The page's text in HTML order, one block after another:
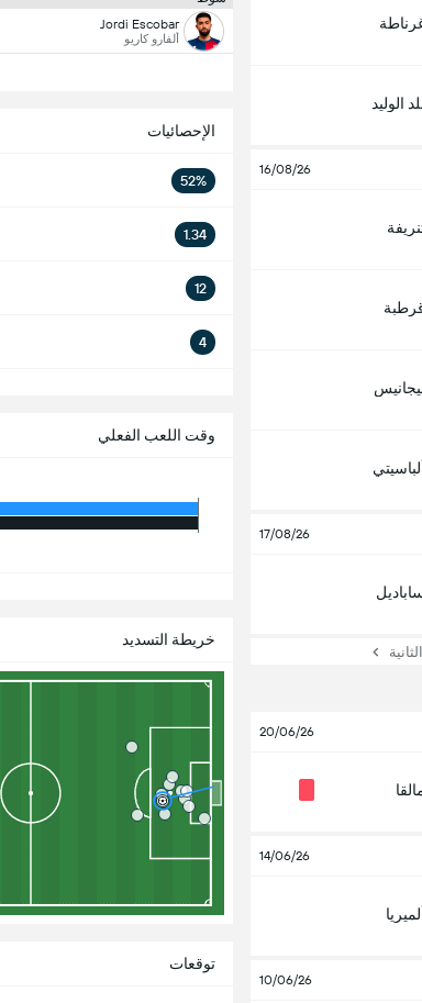
الوليد
16/08/26
17/08/26
20/06/26
14/06/26
10/06/26
Jordi Escobar
ألفارو كاريو
الإحصائيات
52%
1.34
12
4
وقت اللعب الفعلي
خريطة التسديد
توقعات